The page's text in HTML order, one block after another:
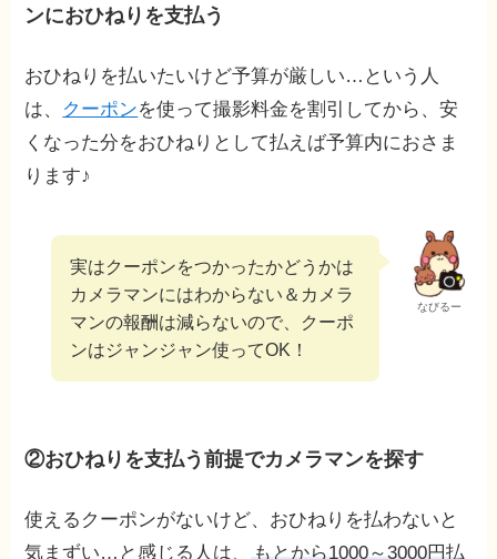
ンにおひねりを支払う
おひねりを払いたいけど予算が厳しい…という人
は、 クーポンを使って撮影料金を割引してから、安
くなった分をおひねりとして払えば予算内におさま
ります♪
なびるー
実はクーポンをつかったかどうかは
カメラマンにはわからない＆カメラ
マンの報酬は減らないので、クーポ
ンはジャンジャン使ってOK！
②おひねりを支払う前提でカメラマンを探す
使えるクーポンがないけど、おひねりを払わないと
気まずい…と感じる人は、もとから1000～3000円払